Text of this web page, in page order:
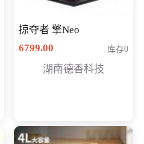
掠夺者 擎Neo
6799.00
库存0
湖南德香科技